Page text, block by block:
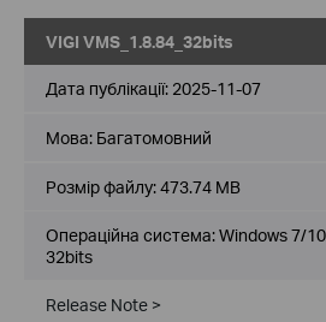
VIGI VMS_1.8.84_32bits
Дата публікації: 2025-11-07
Мова: Багатомовний
Розмір файлу:473.74 MB
Операційна система: Windows 7/
32bits
Release Note >